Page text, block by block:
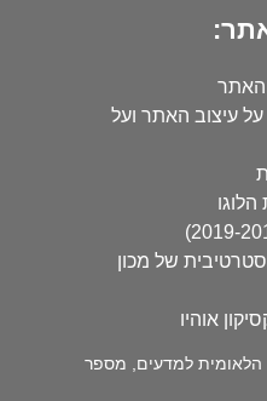
האתר
עיצוב האתר ועל
הלוגו
של מכון
אוהיו
הלאומית למדעים, מספר